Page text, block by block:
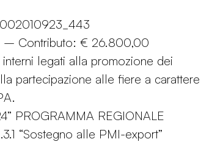
– Contributo: € 26.800,00
legati alla promozione dei
partecipazione alle fiere a carattere
PROGRAMMA REGIONALE
“Sostegno alle PMI-export”